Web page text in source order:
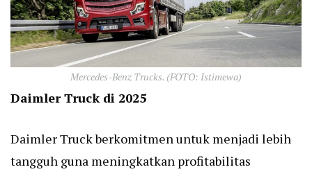
Mercedes-Benz Trucks. (FOTO: Istimewa)
Daimler Truck di 2025
Daimler Truck berkomitmen untuk menjadi lebih
tangguh guna meningkatkan profitabilitas